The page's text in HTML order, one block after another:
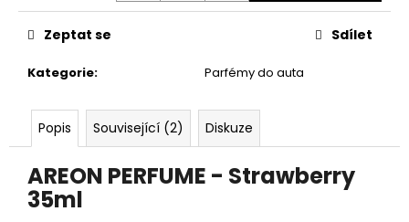
cena:
Kategorie: Parfémy do auta
Zeptat se Sdílet
Popis Související (2) Diskuze
AREON PERFUME - Strawberry
35ml
D
o
p
č
e